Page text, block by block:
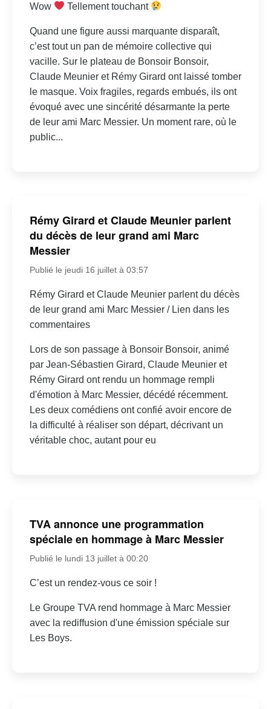
Wow Tellement touchant
Quand une figure aussi marquante disparaît,
c’est tout un pan de mémoire collective qui
vacille. Sur le plateau de Bonsoir Bonsoir,
Claude Meunier et Rémy Girard ont laissé tomber
le masque. Voix fragiles, regards embués, ils ont
évoqué avec une sincérité désarmante la perte
de leur ami Marc Messier. Un moment rare, où le
public...
Rémy Girard et Claude Meunier parlent
du décès de leur grand ami Marc
Messier
Publié le jeudi 16 juillet à 03:57
Rémy Girard et Claude Meunier parlent du décès
de leur grand ami Marc Messier / Lien dans les
commentaires
Lors de son passage à Bonsoir Bonsoir, animé
par Jean-Sébastien Girard, Claude Meunier et
Rémy Girard ont rendu un hommage rempli
d'émotion à Marc Messier, décédé récemment.
Les deux comédiens ont confié avoir encore de
la difficulté à réaliser son départ, décrivant un
véritable choc, autant pour eu
TVA annonce une programmation
spéciale en hommage à Marc Messier
Publié le lundi 13 juillet à 00:20
C’est un rendez-vous ce soir !
Le Groupe TVA rend hommage à Marc Messier
avec la rediffusion d'une émission spéciale sur
Les Boys.